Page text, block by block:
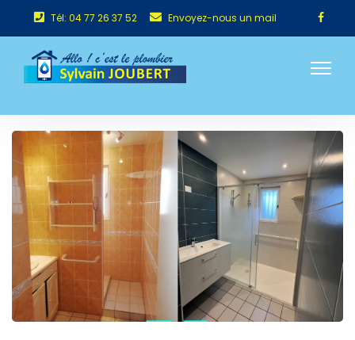
Tél: 04 77 26 37 52 Envoyez-nous un mail